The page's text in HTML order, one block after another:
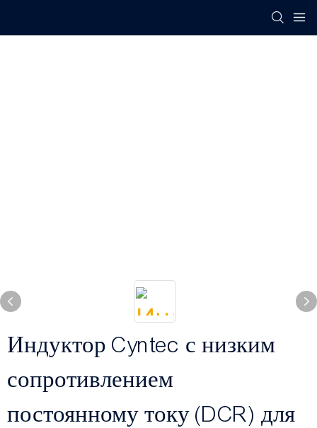
Индуктор Cyntec с низким
сопротивлением
постоянному току (DCR) для